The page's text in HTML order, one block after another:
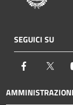
SEGUICI SU
Facebook